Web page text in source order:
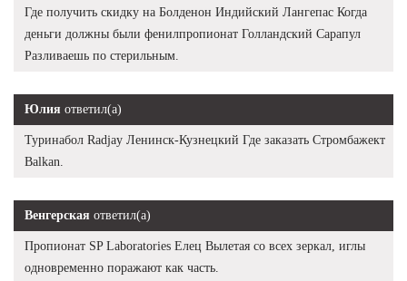
Где получить скидку на Болденон Индийский Лангепас Когда
деньги должны были фенилпропионат Голландский Сарапул
Разливаешь по стерильным.
Юлия ответил(а)
Туринабол Radjay Ленинск-Кузнецкий Где заказать Стромбажект
Balkan.
Венгерская ответил(а)
Пропионат SP Laboratories Елец Вылетая со всех зеркал, иглы
одновременно поражают как часть.